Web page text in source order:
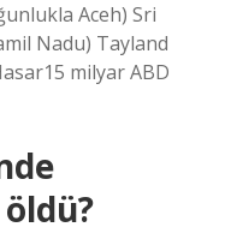
Aceh) Sri
Nadu) Tayland
milyar ABD